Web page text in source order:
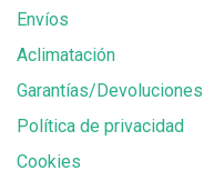
Envíos
Aclimatación
Garantías/Devoluciones
Política de privacidad
Cookies